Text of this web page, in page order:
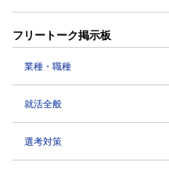
フリートーク掲示板
業種・職種
就活全般
選考対策